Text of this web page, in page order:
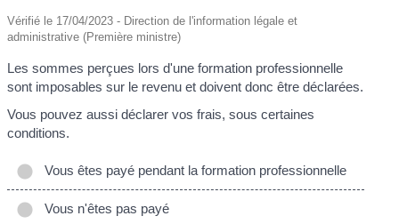
Vérifié le 17/04/2023 - Direction de l'information légale et
administrative (Première ministre)
Les sommes perçues lors d'une formation professionnelle
sont imposables sur le revenu et doivent donc être déclarées.
Vous pouvez aussi déclarer vos frais, sous certaines
conditions.
Vous êtes payé pendant la formation professionnelle
Vous n'êtes pas payé